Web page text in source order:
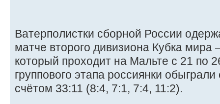
Ватерполистки сборной России
матче второго дивизиона Кубка мира
который проходит на Мальте с 21 по
группового этапа россиянки
счётом 33:11 (8:4, 7:1, 7:4, 11:2).